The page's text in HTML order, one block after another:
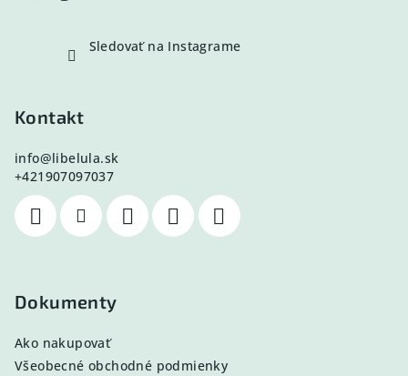
Sledovať na Instagrame
Kontakt
info@libelula.sk
+421907097037
Dokumenty
Ako nakupovať
Všeobecné obchodné podmienky